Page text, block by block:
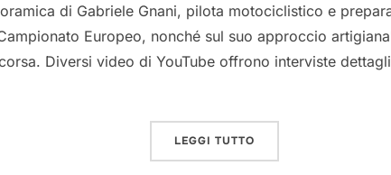
di Gabriele Gnani, pilota motociclistico e
Europeo, nonché sul suo approccio
Diversi video di YouTube offrono interviste
LEGGI TUTTO“CONOSCI GABRIELE